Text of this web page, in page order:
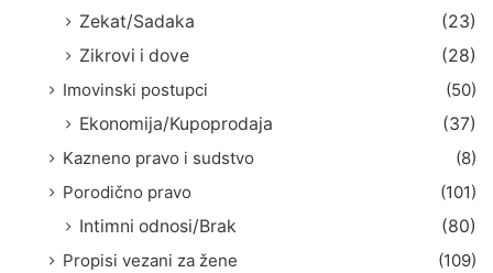
Zekat/Sadaka
(23)
Zikrovi i dove
(28)
Imovinski postupci
(50)
Ekonomija/Kupoprodaja
(37)
Kazneno pravo i sudstvo
(8)
Porodično pravo
(101)
Intimni odnosi/Brak
(80)
Propisi vezani za žene
(109)